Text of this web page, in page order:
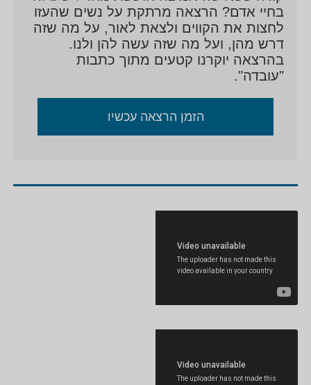
בחיי אדם? הרצאה מרתקת על נשים שהעזו
לחצות את הקווים ולצאת לאור, על מה שזה
דרש מהן, ועל מה שזה עשה להן ולנו.
בהרצאה יוקרנו קטעים מתוך כתבות
"עובדה".
הזמן הרצאה עכשיו